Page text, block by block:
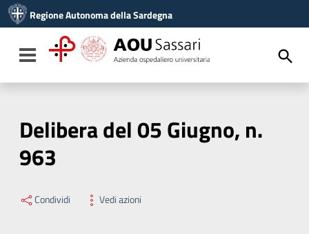
Vai al menu di navigazione
Vai al footer
Regione Autonoma della Sardegna
Toggle navigation
Delibera del 05 Giugno, n.
963
Condividi Vedi azioni